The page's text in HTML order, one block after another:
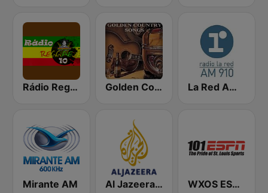
Rádio Reggae 10 Golden Country Songs La Red AM 910
Mirante AM Al Jazeera English (قناة الجزيرة) WXOS ESPN 101.1 FM